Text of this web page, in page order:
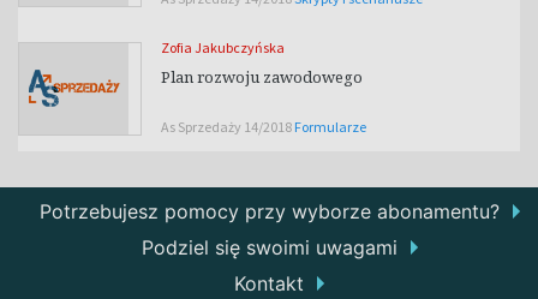
Zofia Jakubczyńska
Plan rozwoju zawodowego
As Sprzedaży 14/2018 Formularze
Potrzebujesz pomocy przy wyborze abonamentu?
Podziel się swoimi uwagami
Kontakt